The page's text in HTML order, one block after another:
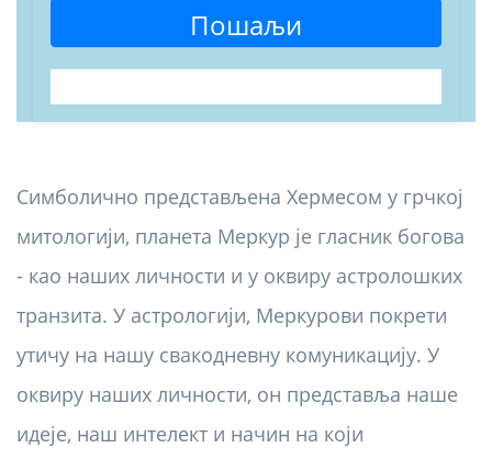
Пошаљи
Симболично представљена Хермесом у грчкој
митологији, планета Меркур је гласник богова
- као наших личности и у оквиру астролошких
транзита. У астрологији, Меркурови покрети
утичу на нашу свакодневну комуникацију. У
оквиру наших личности, он представља наше
идеје, наш интелект и начин на који